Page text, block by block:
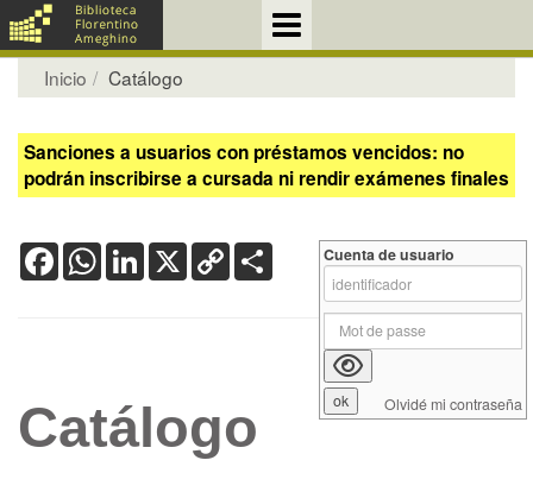
Inicio Catálogo
Sanciones a usuarios con préstamos vencidos: no
podrán inscribirse a cursada ni rendir exámenes finales
FacebookWhatsApp
LinkedIn
X Copy
Link
Catálogo
Cuenta de usuario
Olvidé mi contraseña